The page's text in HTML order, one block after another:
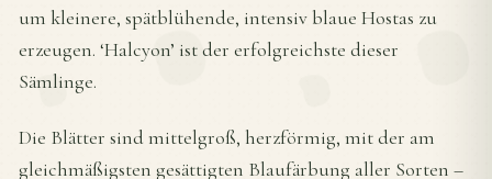
um kleinere, spätblühende, intensiv blaue Hostas zu
erzeugen. ‘Halcyon’ ist der erfolgreichste dieser
Sämlinge.
Die Blätter sind mittelgroß, herzförmig, mit der am
gleichmäßigsten gesättigten Blaufärbung aller Sorten –